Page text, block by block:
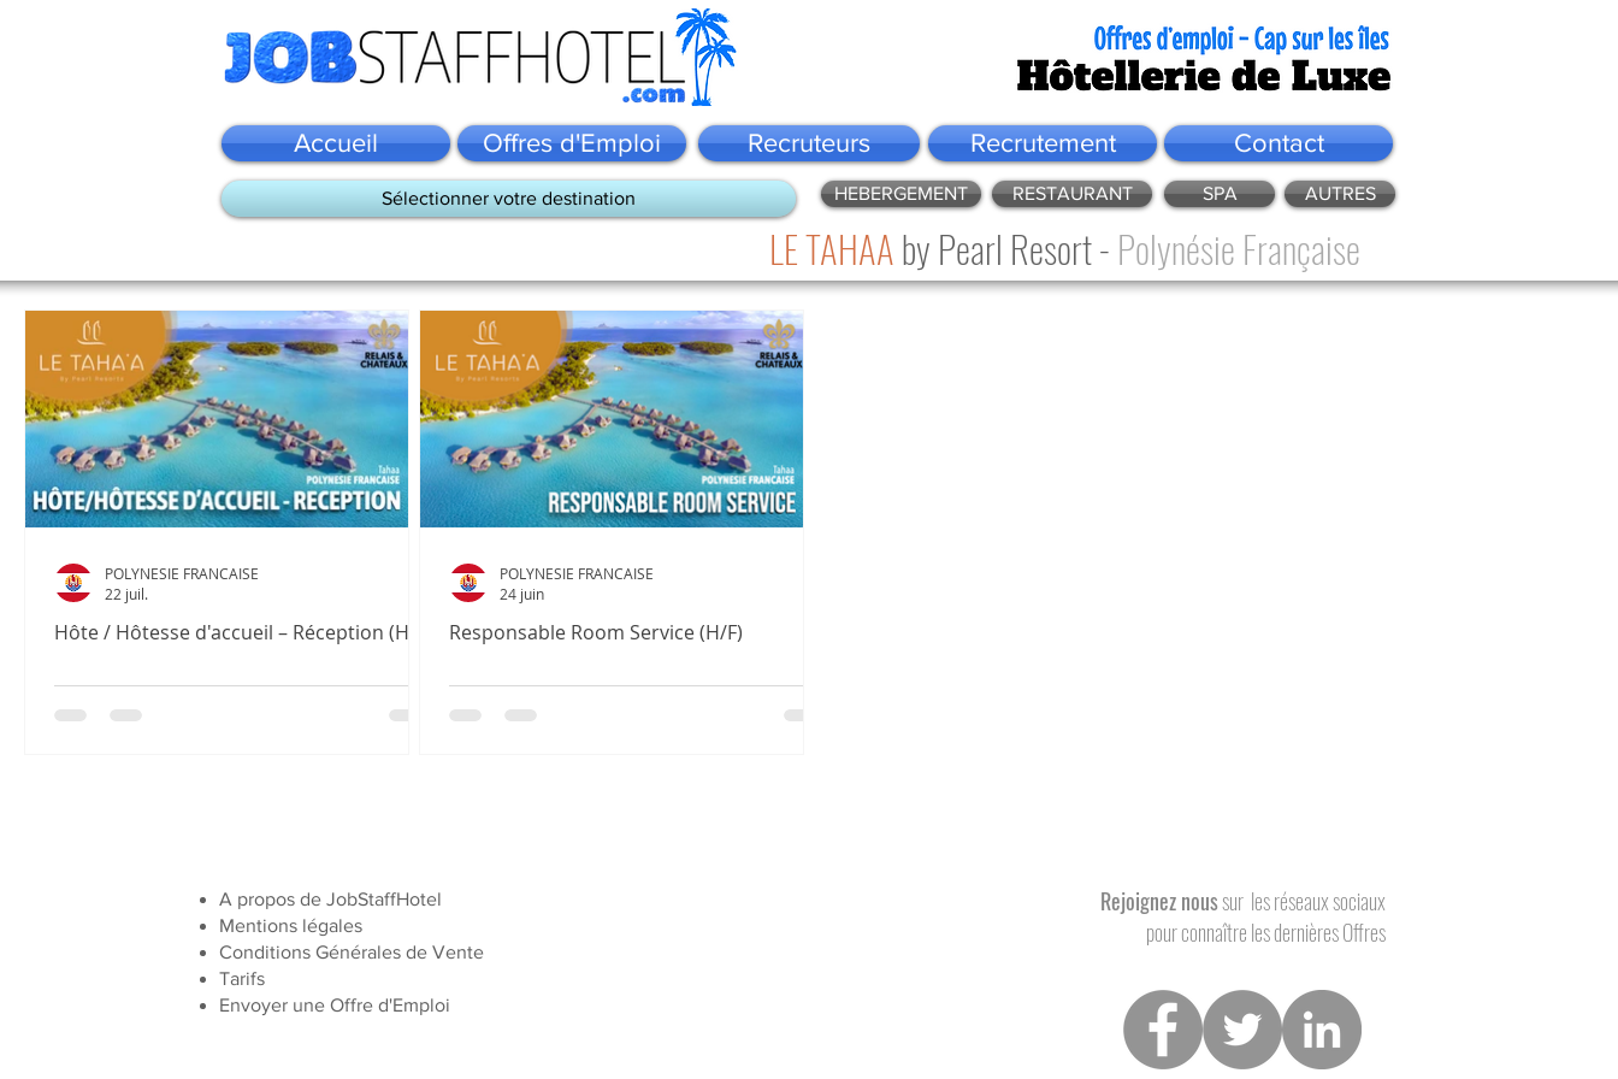
Accueil Offres d'Emploi Recruteurs Recrutement Contact
Sélectionner votre destination HEBERGEMENT RESTAURANT SPA AUTRES
LE TAHAAby Pearl Resort -Polynésie Française
Hôte / Hôtesse d'accueil – Réception (H/F)
POLYNESIE FRANCAISE
22 juil.
Responsable Room Service (H/F)
POLYNESIE FRANCAISE
24 juin
A propos de JobStaffHotel
Mentions légales
Conditions Générales de Vente
Tarifs
Envoyer une Offre d'Emploi
Rejoignez noussur les réseaux sociaux
pour connaîtreles dernières Offres